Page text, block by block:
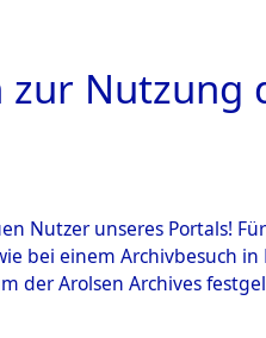
Nutzung
Nutzer unseres Portals!
bei einem Archivbesuch
der Arolsen Archives